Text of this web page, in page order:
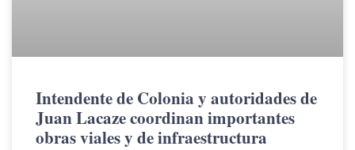
Intendente de Colonia y autoridades de
Juan Lacaze coordinan importantes
obras viales y de infraestructura